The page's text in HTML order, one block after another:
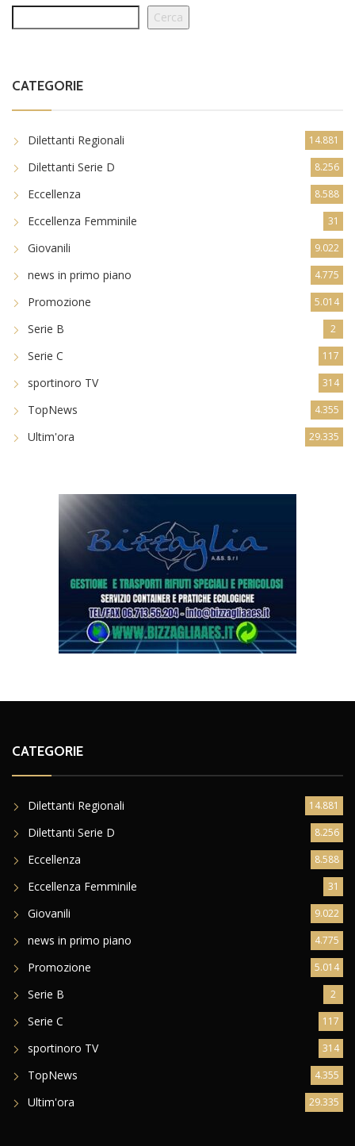
Cerca
CATEGORIE
Dilettanti Regionali 14.881
Dilettanti Serie D 8.256
Eccellenza 8.588
Eccellenza Femminile 31
Giovanili 9.022
news in primo piano 4.775
Promozione 5.014
Serie B 2
Serie C 117
sportinoro TV 314
TopNews 4.355
Ultim'ora 29.335
CATEGORIE
Dilettanti Regionali 14.881
Dilettanti Serie D 8.256
Eccellenza 8.588
Eccellenza Femminile 31
Giovanili 9.022
news in primo piano 4.775
Promozione 5.014
Serie B 2
Serie C 117
sportinoro TV 314
TopNews 4.355
Ultim'ora 29.335